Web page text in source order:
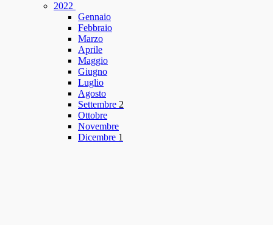
2022
Gennaio
Febbraio
Marzo
Aprile
Maggio
Giugno
Luglio
Agosto
Settembre 2
Ottobre
Novembre
Dicembre 1